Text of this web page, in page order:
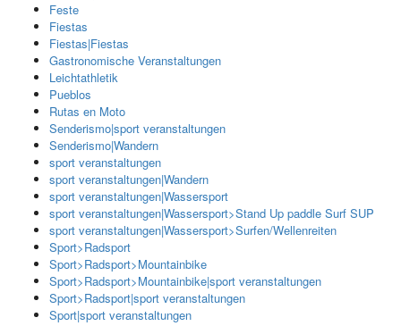
Feste
Fiestas
Fiestas|Fiestas
Gastronomische Veranstaltungen
Leichtathletik
Pueblos
Rutas en Moto
Senderismo|sport veranstaltungen
Senderismo|Wandern
sport veranstaltungen
sport veranstaltungen|Wandern
sport veranstaltungen|Wassersport
sport veranstaltungen|Wassersport>Stand Up paddle Surf SUP
sport veranstaltungen|Wassersport>Surfen/Wellenreiten
Sport>Radsport
Sport>Radsport>Mountainbike
Sport>Radsport>Mountainbike|sport veranstaltungen
Sport>Radsport|sport veranstaltungen
Sport|sport veranstaltungen